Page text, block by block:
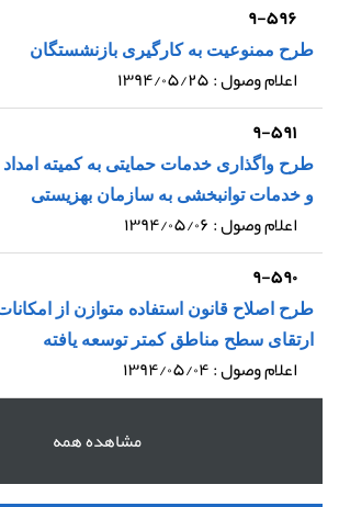
مشاهده همه
۹-۵۹۶
طرح ممنوعیت به کارگیری بازنشستگان
اعلام وصول : ۱۳۹۴/۰۵/۲۵
۹-۵۹۱
طرح واگذاری خدمات حمایتی به کمیته
و خدمات توانبخشی به سازمان بهزیستی
اعلام وصول : ۱۳۹۴/۰۵/۰۶
۹-۵۹۰
طرح اصلاح قانون استفاده متوازن از
ارتقای سطح مناطق کمتر توسعه یافته
اعلام وصول : ۱۳۹۴/۰۵/۰۴